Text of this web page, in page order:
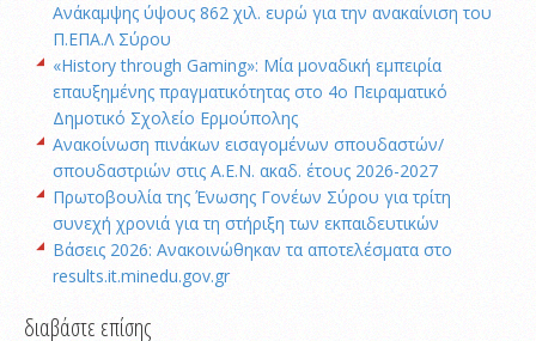
Ανάκαμψης ύψους 862 χιλ. ευρώ για την ανακαίνιση του
Π.ΕΠΑ.Λ Σύρου
«History through Gaming»: Μία μοναδική εμπειρία
επαυξημένης πραγματικότητας στο 4ο Πειραματικό
Δημοτικό Σχολείο Ερμούπολης
Ανακοίνωση πινάκων εισαγομένων σπουδαστών/
σπουδαστριών στις Α.Ε.Ν. ακαδ. έτους 2026-2027
Πρωτοβουλία της Ένωσης Γονέων Σύρου για τρίτη
συνεχή χρονιά για τη στήριξη των εκπαιδευτικών
Βάσεις 2026: Ανακοινώθηκαν τα αποτελέσματα στο
results.it.minedu.gov.gr
διαβάστε επίσης